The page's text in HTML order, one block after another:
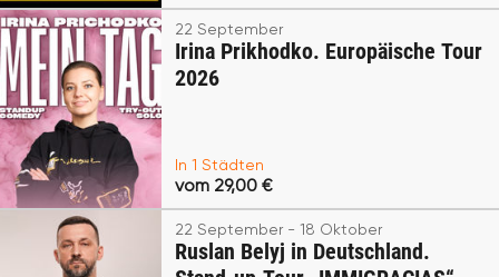
22 September
Irina Prikhodko. Europäische Tour
2026
In 1 Städten
vom 29,00 €
22 September - 18 Oktober
Ruslan Belyj in Deutschland.